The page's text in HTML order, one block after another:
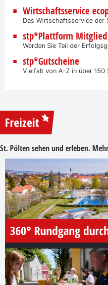
Wirtschaftsservice
Das Wirtschaftsservice der
stp*Plattform
Werden Sie Teil der
stp*Gutscheine
Vielfalt von A-Z in über 150
Freizeit
St. Pölten sehen und erleben.
360° Rundgang